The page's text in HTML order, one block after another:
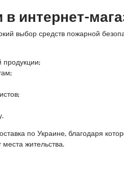
интернет-
выбор средств пожарной
по Украине, благодаря
места жительства.